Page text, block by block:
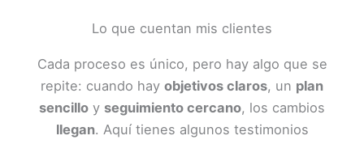
Lo que cuentan mis clientes
Cada proceso es único, pero hay algo que se
repite: cuando hay objetivos claros, un plan
sencillo y seguimiento cercano, los cambios
llegan. Aquí tienes algunos testimonios